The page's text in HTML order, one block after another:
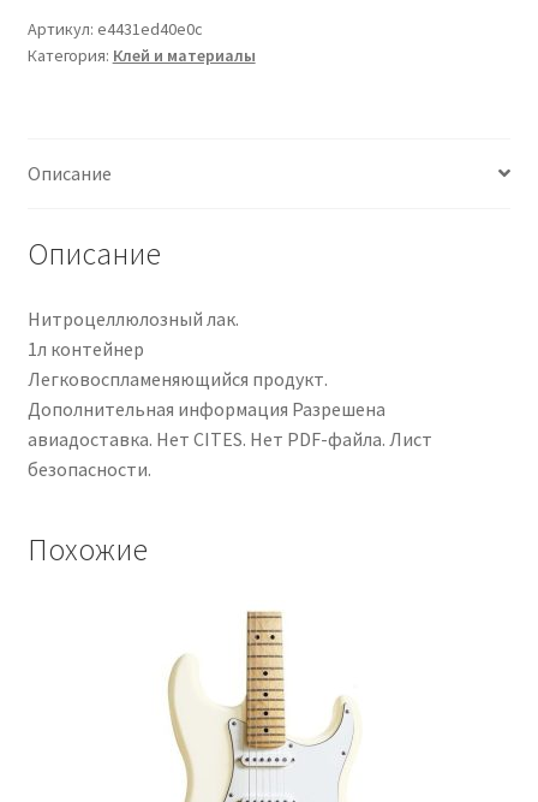
Nitrocelulosa
Nitorlack®
Артикул: e4431ed40e0c
Категория: Клей и материалы
Описание
Описание
Нитроцеллюлозный лак.
1л контейнер
Легковоспламеняющийся продукт.
Дополнительная информация Разрешена
авиадоставка. Нет CITES. Нет PDF-файла. Лист
безопасности.
Похожие